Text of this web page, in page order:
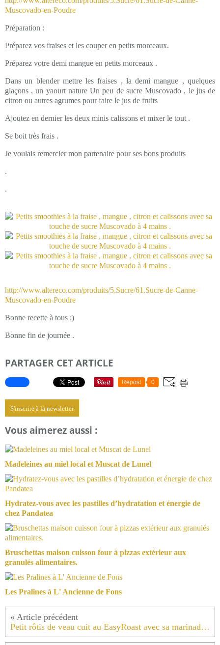
Muscovado-en-Poudre
Préparation :
Préparez vos fraises et les couper en petits morceaux.
Préparez votre demi mangue en petits morceaux .
Dans un blender mettre les fraises , la demi mangue , quelques
glaçons , un yaourt nature Un peu de sucre Muscovado , le jus de
citron ou autres agrumes pour faire le jus de fruits
Ajoutez en dernier les deux minis calissons et mixer le tout .
Se boit très frais .
Je voulais remercier mon partenaire pour ses bons produits
.
.
http://www.altereco.com/produits/5.Sucre/61.Sucre-de-Canne-
Muscovado-en-Poudre
Bonne recette à tous ;)
Bonne fin de journée .
PARTAGER CET ARTICLE
Repost 0
S'inscrire à la newsletter
Vous aimerez aussi :
Madeleines au miel local et Muscat de Lunel
Hydratez-vous avec les pastilles d’hydratation et énergie de
chez Pandatea
Bruschettas maison cuisson four à pizzas extérieur aux
granulés alimentaires.
Les Pralines à L' Ancienne de Fons
Petit rôtis de veau cuit au EasyRoast avec sa marinade et son poivre noir de Cubèbe .